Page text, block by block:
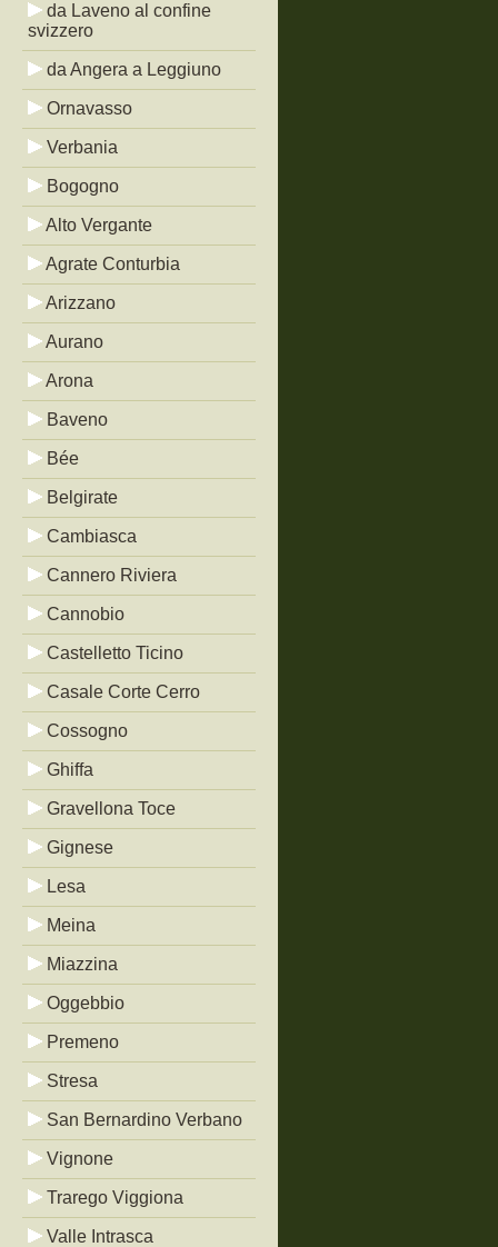
da Laveno al confine
svizzero
da Angera a Leggiuno
Ornavasso
Verbania
Bogogno
Alto Vergante
Agrate Conturbia
Arizzano
Aurano
Arona
Baveno
Bée
Belgirate
Cambiasca
Cannero Riviera
Cannobio
Castelletto Ticino
Casale Corte Cerro
Cossogno
Ghiffa
Gravellona Toce
Gignese
Lesa
Meina
Miazzina
Oggebbio
Premeno
Stresa
San Bernardino Verbano
Vignone
Trarego Viggiona
Valle Intrasca